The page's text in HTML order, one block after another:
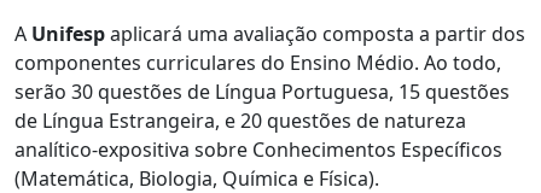
A Unifespaplicará uma avaliação composta a partir dos
componentes curriculares do Ensino Médio. Ao todo,
serão 30 questões de Língua Portuguesa, 15 questões
de Língua Estrangeira, e 20 questões de natureza
analítico-expositiva sobre Conhecimentos Específicos
(Matemática, Biologia, Química e Física).